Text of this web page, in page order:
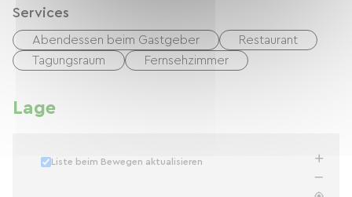
Services
Abendessen beim Gastgeber
Restaurant
Tagungsraum
Fernsehzimmer
Lage
Liste beim Bewegen aktualisieren